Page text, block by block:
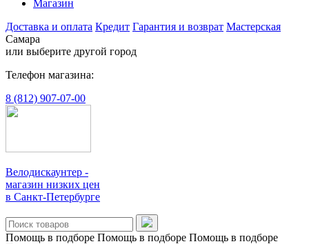
Магазин
Доставка и оплата Кредит Гарантия и возврат Мастерская
Самара
или выберите другой город
Телефон магазина:
8 (812) 907-07-00
Велодискаунтер -
магазин низких цен
в Санкт-Петербурге
Помощь в подборе Помощь в подборе Помощь в подборе